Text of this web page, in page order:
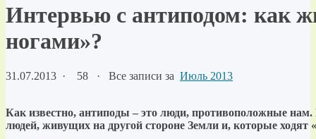
Интервью с антиподом: как
ногами»?
31.07.2013 · 58 · Все записи за Июль 2013
Как известно, антиподы – это люди, противоположные
людей, живущих на другой стороне Земли и, которые ходят